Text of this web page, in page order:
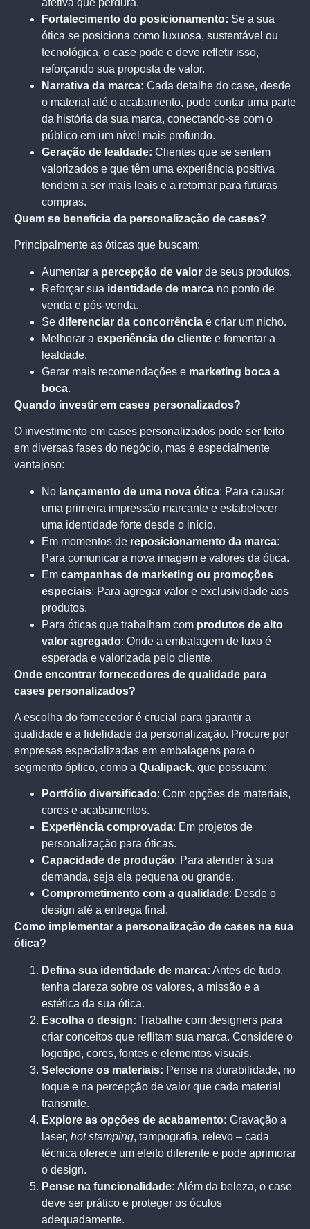
afetiva que perdura.
Fortalecimento do posicionamento: Se a sua
ótica se posiciona como luxuosa, sustentável ou
tecnológica, o case pode e deve refletir isso,
reforçando sua proposta de valor.
Narrativa da marca: Cada detalhe do case, desde
o material até o acabamento, pode contar uma parte
da história da sua marca, conectando-se com o
público em um nível mais profundo.
Geração de lealdade: Clientes que se sentem
valorizados e que têm uma experiência positiva
tendem a ser mais leais e a retornar para futuras
compras.
Quem se beneficia da personalização de cases?
Principalmente as óticas que buscam:
Aumentar a percepção de valor de seus produtos.
Reforçar sua identidade de marca no ponto de
venda e pós-venda.
Se diferenciar da concorrência e criar um nicho.
Melhorar a experiência do cliente e fomentar a
lealdade.
Gerar mais recomendações e marketing boca a
boca.
Quando investir em cases personalizados?
O investimento em cases personalizados pode ser feito
em diversas fases do negócio, mas é especialmente
vantajoso:
No lançamento de uma nova ótica: Para causar
uma primeira impressão marcante e estabelecer
uma identidade forte desde o início.
Em momentos de reposicionamento da marca:
Para comunicar a nova imagem e valores da ótica.
Em campanhas de marketing ou promoções
especiais: Para agregar valor e exclusividade aos
produtos.
Para óticas que trabalham com produtos de alto
valor agregado: Onde a embalagem de luxo é
esperada e valorizada pelo cliente.
Onde encontrar fornecedores de qualidade para
cases personalizados?
A escolha do fornecedor é crucial para garantir a
qualidade e a fidelidade da personalização. Procure por
empresas especializadas em embalagens para o
segmento óptico, como a Qualipack, que possuam:
Portfólio diversificado: Com opções de materiais,
cores e acabamentos.
Experiência comprovada: Em projetos de
personalização para óticas.
Capacidade de produção: Para atender à sua
demanda, seja ela pequena ou grande.
Comprometimento com a qualidade: Desde o
design até a entrega final.
Como implementar a personalização de cases na sua
ótica?
Defina sua identidade de marca: Antes de tudo,
tenha clareza sobre os valores, a missão e a
estética da sua ótica.
Escolha o design: Trabalhe com designers para
criar conceitos que reflitam sua marca. Considere o
logotipo, cores, fontes e elementos visuais.
Selecione os materiais: Pense na durabilidade, no
toque e na percepção de valor que cada material
transmite.
Explore as opções de acabamento: Gravação a
laser, hot stamping, tampografia, relevo – cada
técnica oferece um efeito diferente e pode aprimorar
o design.
Pense na funcionalidade: Além da beleza, o case
deve ser prático e proteger os óculos
adequadamente.